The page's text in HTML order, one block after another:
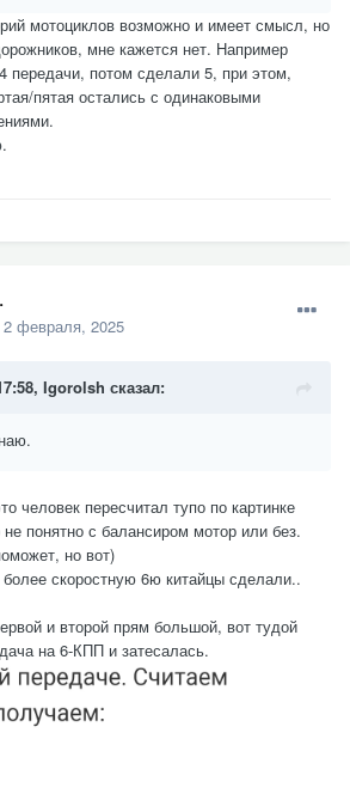
мотоциклов возможно и имеет смысл, но
мне кажется нет. Например
передачи, потом сделали 5, при этом,
пятая остались с одинаковыми
2 февраля, 2025
Igorolsh сказал:
человек пересчитал тупо по картинке
понятно с балансиром мотор или без.
но вот)
скоростную 6ю китайцы сделали..
и второй прям большой, вот тудой
на 6-КПП и затесалась.